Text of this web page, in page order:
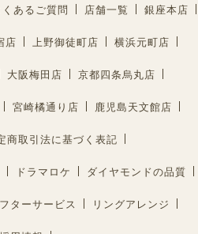
くあるご質問 店舗一覧 銀座本店
店 上野御徒町店 横浜元町店
大阪梅田店 京都四条烏丸店
宮崎橘通り店 鹿児島天文館店
商取引法に基づく表記
ドラマロケ ダイヤモンドの品質
ターサービス リングアレンジ